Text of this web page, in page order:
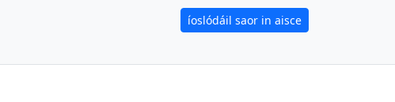
íoslódáil saor in aisce